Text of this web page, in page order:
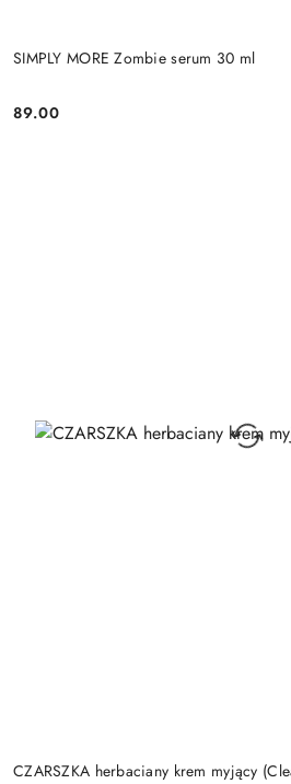
SIMPLY MORE Zombie serum 30 ml
Cena:
89.00
CZARSZKA herbaciany krem myjący